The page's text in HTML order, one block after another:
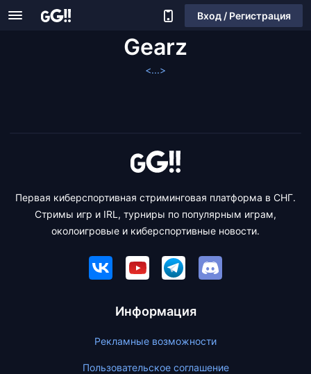
Вход / Регистрация
Gearz
<...>
Первая киберспортивная стриминговая платформа в СНГ.
Стримы игр и IRL, турниры по популярным играм,
околоигровые и киберспортивные новости.
Информация
Рекламные возможности
Пользовательское соглашение